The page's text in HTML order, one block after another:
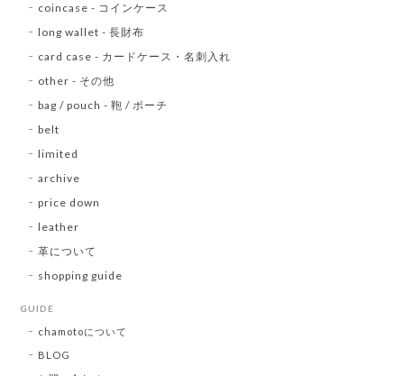
coincase - コインケース
long wallet - 長財布
card case - カードケース・名刺入れ
other - その他
bag / pouch - 鞄 / ポーチ
belt
limited
archive
price down
leather
革について
shopping guide
GUIDE
chamotoについて
BLOG